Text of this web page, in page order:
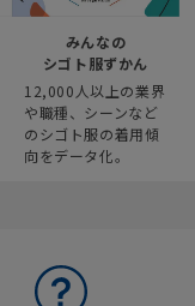
みんなの
シゴト服ずかん
12,000人以上の業界
や職種、シーンなど
のシゴト服の着用傾
向をデータ化。